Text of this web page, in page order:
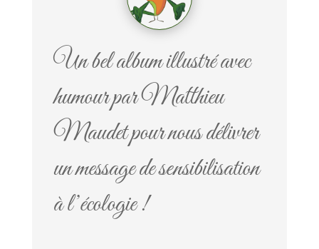
Un bel album illustré avec
humour par Matthieu
Maudet pour nous délivrer
un message de sensibilisation
à l’écologie !